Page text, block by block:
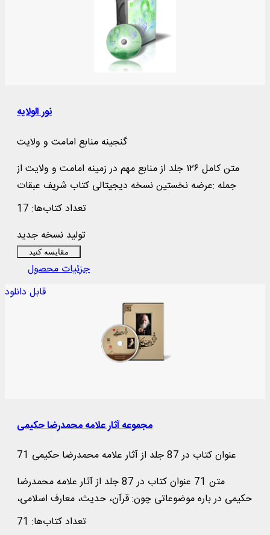
نور الولایه
گنجینه منابع امامت و ولایت
متن کامل ۱۲۶ جلد از منابع مهم در زمینه امامت و ولایت از
جمله :عرضه نخستین نسخه دیجیتالی کتاب شریف عبقات
الانوار فی امامه الائمه الاطهار؛ ارائه متن کامل کتاب هایی
تعداد کتاب‌ها: 17
تولید نسخه جدید
مقایسه کنید
جزئیات محصول
قابل دانلود
مجموعه آثار علامه محمدرضا حکیمی
71 عنوان کتاب در 87 جلد از آثار علامه محمدرضا حکیمی
متن 71 عنوان کتاب در 87 جلد از آثار علامه محمدرضا
حکیمی در باره موضوعاتی چون: قرآن، حدیث، معارف اسلامی،
تعداد کتاب‌ها: 71